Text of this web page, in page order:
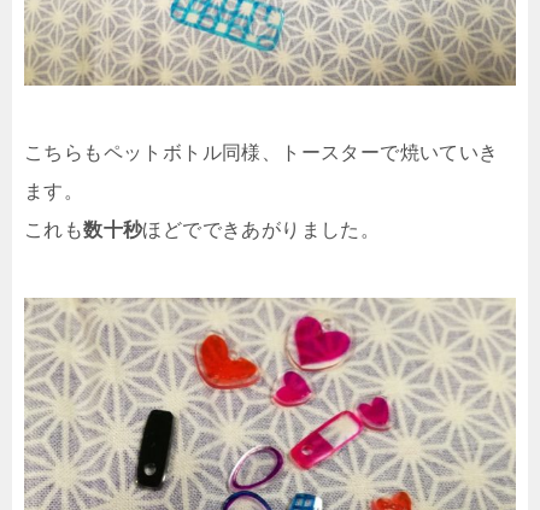
こちらもペットボトル同様、トースターで焼いていき
ます。
これも数十秒ほどでできあがりました。